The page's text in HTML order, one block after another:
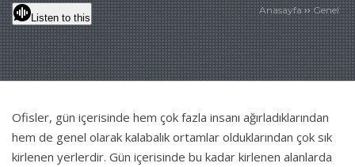
Anasayfa ››Genel
Listen to this
Ofisler, gün içerisinde hem çok fazla insanı ağırladıklarından
hem de genel olarak kalabalık ortamlar olduklarından çok sık
kirlenen yerlerdir. Gün içerisinde bu kadar kirlenen alanlarda